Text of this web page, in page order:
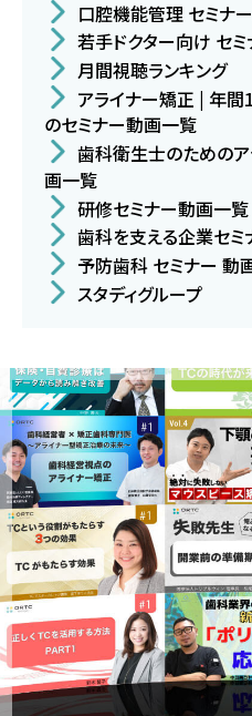
口腔機能管理 セミナ
若手ドクター向け セ
月間視聴ランキング
アライナー矯正 | 年
のセミナー動画一覧
歯科衛生士のための
画一覧
研修セミナー動画一覧
歯科を支える企業セミ
予防歯科 セミナー 動
スタディグループ